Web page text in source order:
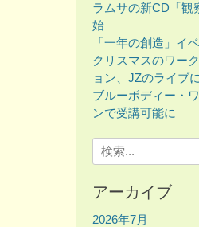
ラムサの新CD「観
始
「一年の創造」イ
クリスマスのワー
ョン、JZのライブ
ブルーボディー・
ンで受講可能に
Search
for:
アーカイブ
2026年7月